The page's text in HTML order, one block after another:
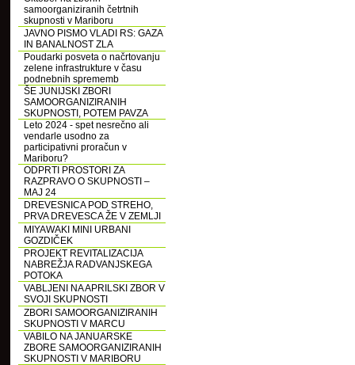
samoorganiziranih četrtnih
skupnosti v Mariboru
JAVNO PISMO VLADI RS: GAZA
IN BANALNOST ZLA
Poudarki posveta o načrtovanju
zelene infrastrukture v času
podnebnih sprememb
ŠE JUNIJSKI ZBORI
SAMOORGANIZIRANIH
SKUPNOSTI, POTEM PAVZA
Leto 2024 - spet nesrečno ali
vendarle usodno za
participativni proračun v
Mariboru?
ODPRTI PROSTORI ZA
RAZPRAVO O SKUPNOSTI –
MAJ 24
DREVESNICA POD STREHO,
PRVA DREVESCA ŽE V ZEMLJI
MIYAWAKI MINI URBANI
GOZDIČEK
PROJEKT REVITALIZACIJA
NABREŽJA RADVANJSKEGA
POTOKA
VABLJENI NA APRILSKI ZBOR V
SVOJI SKUPNOSTI
ZBORI SAMOORGANIZIRANIH
SKUPNOSTI V MARCU
VABILO NA JANUARSKE
ZBORE SAMOORGANIZIRANIH
SKUPNOSTI V MARIBORU